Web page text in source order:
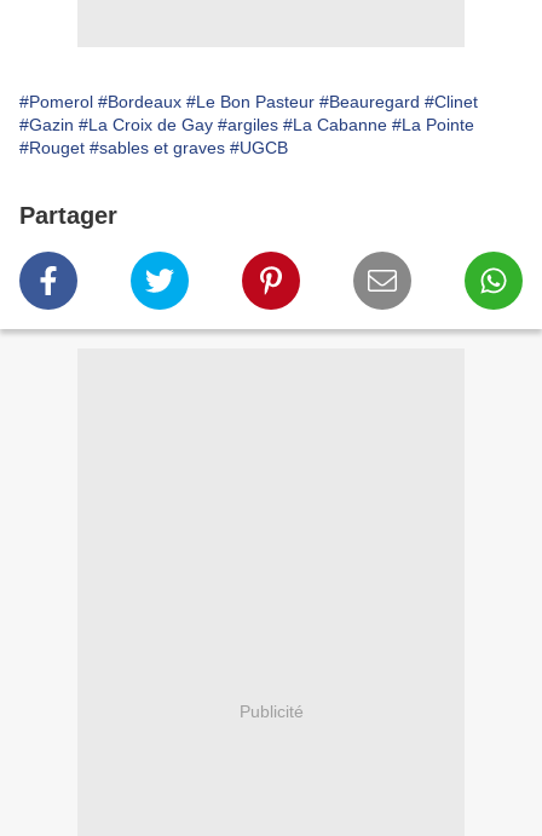
#Pomerol #Bordeaux #Le Bon Pasteur #Beauregard #Clinet
#Gazin #La Croix de Gay #argiles #La Cabanne #La Pointe
#Rouget #sables et graves #UGCB
Partager
Publicité